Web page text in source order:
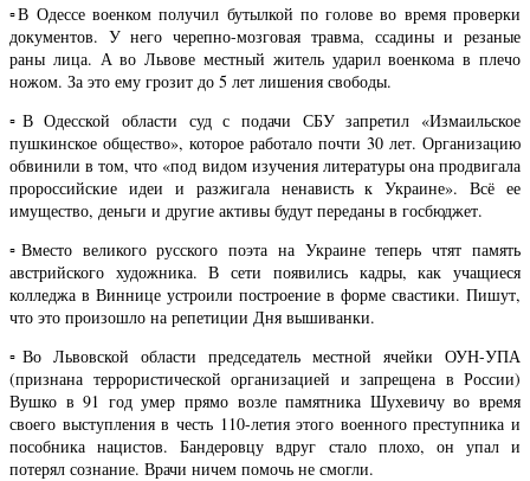
▫️В Одессе военком получил бутылкой по голове во время проверки
документов. У него черепно-мозговая травма, ссадины и резаные
раны лица. А во Львове местный житель ударил военкома в плечо
ножом. За это ему грозит до 5 лет лишения свободы.
▫️В Одесской области суд с подачи СБУ запретил «Измаильское
пушкинское общество», которое работало почти 30 лет. Организацию
обвинили в том, что «под видом изучения литературы она продвигала
пророссийские идеи и разжигала ненависть к Украине». Всё ее
имущество, деньги и другие активы будут переданы в госбюджет.
▫️Вместо великого русского поэта на Украине теперь чтят память
австрийского художника. В сети появились кадры, как учащиеся
колледжа в Виннице устроили построение в форме свастики. Пишут,
что это произошло на репетиции Дня вышиванки.
▫️Во Львовской области председатель местной ячейки ОУН-УПА
(признана террористической организацией и запрещена в России)
Вушко в 91 год умер прямо возле памятника Шухевичу во время
своего выступления в честь 110-летия этого военного преступника и
пособника нацистов. Бандеровцу вдруг стало плохо, он упал и
потерял сознание. Врачи ничем помочь не смогли.